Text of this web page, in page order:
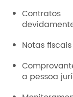
Notas
a pessoa